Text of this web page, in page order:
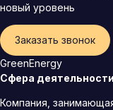
новый уровень
Заказать звонок
GreenEnergy
Сфера
Компания,